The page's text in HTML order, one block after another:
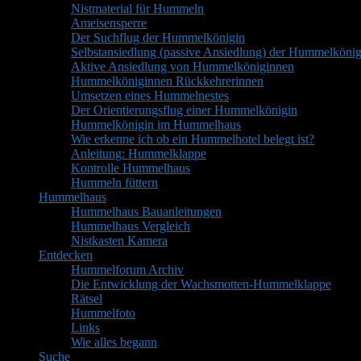
Nistmaterial für Hummeln
Ameisensperre
Der Suchflug der Hummelkönigin
Selbstansiedlung (passive Ansiedlung) der
Aktive Ansiedlung von Hummelköniginnen
Hummelköniginnen Rückkehrerinnen
Umsetzen eines Hummelnestes
Der Orientierungsflug einer Hummelkönigin
Hummelkönigin im Hummelhaus
Wie erkenne ich ob ein Hummelhotel belegt ist?
Anleitung: Hummelklappe
Kontrolle Hummelhaus
Hummeln füttern
Hummelhaus
Hummelhaus Bauanleitungen
Hummelhaus Vergleich
Nistkasten Kamera
Entdecken
Hummelforum Archiv
Die Entwicklung der Wachsmotten-Hummelklappe
Rätsel
Hummelfoto
Links
Wie alles begann
Suche